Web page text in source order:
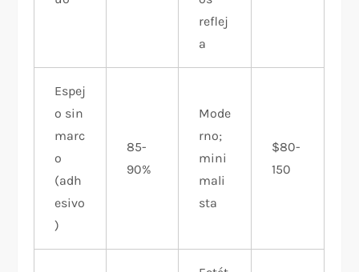
reflej
a
Espej
o sin
marc
o
(adh
esivo
)
85-
90%
Mode
rno;
mini
mali
sta
$80-
150